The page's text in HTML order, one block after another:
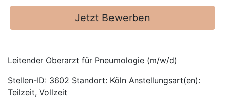
Jetzt Bewerben
Leitender Oberarzt für Pneumologie (m/w/d)
Stellen-ID: 3602 Standort: Köln Anstellungsart(en):
Teilzeit, Vollzeit